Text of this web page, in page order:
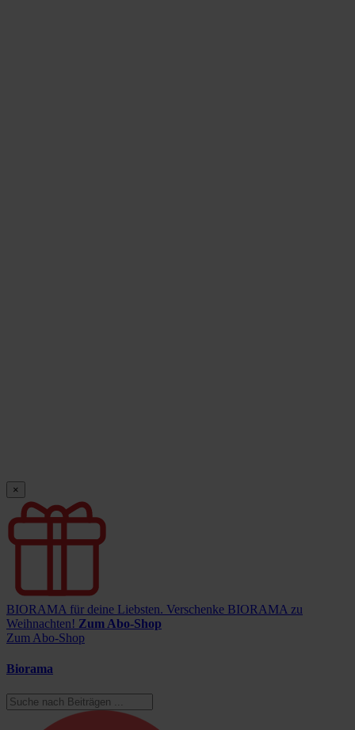
×
BIORAMA für deine Liebsten. Verschenke BIORAMA zu
Weihnachten! Zum Abo-Shop
Zum Abo-Shop
Biorama